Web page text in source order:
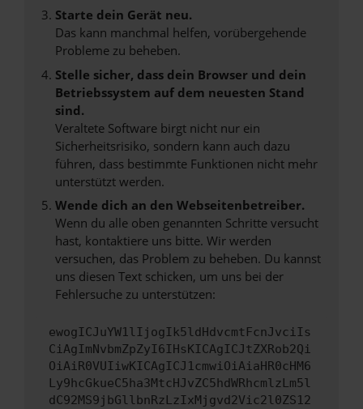
Starte dein Gerät neu.
Das kann manchmal helfen, vorübergehende
Probleme zu beheben.
Stelle sicher, dass dein Browser und dein
Betriebssystem auf dem neuesten Stand
sind.
Veraltete Software birgt nicht nur ein
Sicherheitsrisiko, sondern kann auch dazu
führen, dass bestimmte Funktionen nicht mehr
unterstützt werden.
Wende dich an den Webseitenbetreiber.
Wenn du alle oben genannten Schritte versucht
hast, kontaktiere uns bitte. Wir werden
versuchen, das Problem zu beheben. Du kannst
uns diesen Text schicken, um uns bei der
Fehlersuche zu unterstützen:
ewogICJuYW1lIjogIk5ldHdvcmtFcnJvciIs
CiAgImNvbmZpZyI6IHsKICAgICJtZXRob2Qi
OiAiR0VUIiwKICAgICJ1cmwiOiAiaHR0cHM6
Ly9hcGkueC5ha3MtcHJvZC5hdWRhcmlzLm5l
dC92MS9jbGllbnRzLzIxMjgvd2Vic2l0ZS12